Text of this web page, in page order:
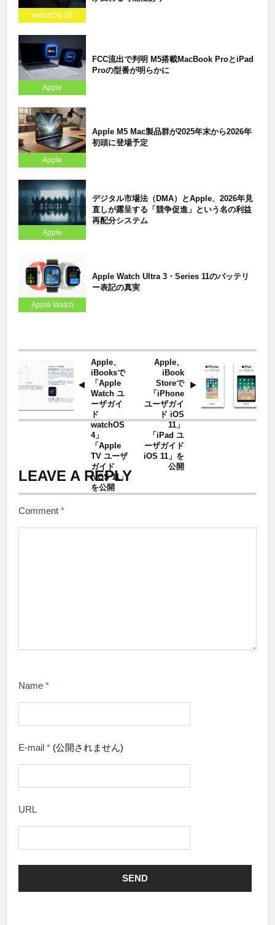
watchOS 26
Apple
FCC流出で判明 M5搭載MacBook ProとiPad
Proの型番が明らかに
Apple
Apple M5 Mac製品群が2025年末から2026年
初頭に登場予定
Apple
デジタル市場法（DMA）とApple、2026年見
直しが露呈する「競争促進」という名の利益
再配分システム
Apple Watch
Apple Watch Ultra 3・Series 11のバッテリ
ー表記の真実
Apple、
iBooksで
「Apple
Watch ユ
ーザガイ
ド
watchOS
4」
「Apple
TV ユーザ
ガイド
tvOS 11」
を公開
Apple、
iBook
Storeで
「iPhone
ユーザガイ
ド iOS
11」
「iPad ユ
ーザガイド
iOS 11」を
公開
LEAVE A REPLY
Comment *
Name *
E-mail * (公開されません)
URL